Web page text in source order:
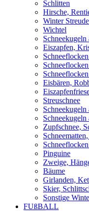
Schlitten
Hirsche,
Winter
Wichtel
Schneekugeln
Eiszapfen,
Eisbären,
Streuschnee
Zupfschnee,
Pinguine
Zweige,
Bäume
Girlanden,
Skier,
Sonstige
FUßBALL